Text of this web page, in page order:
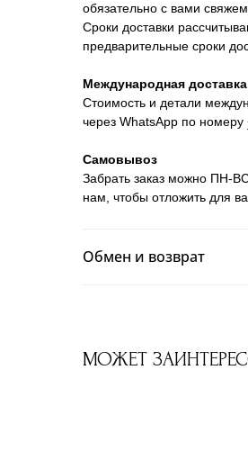
обязательно с вами
Сроки доставки
предварительные сроки
Международная доставка
Стоимость и детали
через WhatsApp по номеру
Самовывоз
Забрать заказ можно ПН-
нам, чтобы отложить для
Обмен и возврат
МОЖЕТ